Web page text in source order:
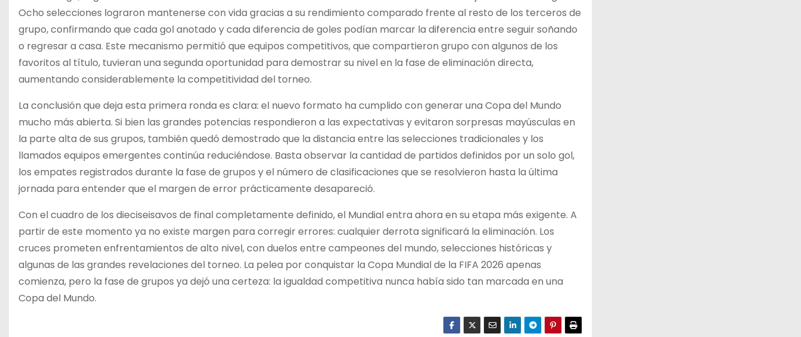
Ocho selecciones lograron mantenerse con vida gracias a su rendimiento comparado frente al resto de los terceros de
grupo, confirmando que cada gol anotado y cada diferencia de goles podían marcar la diferencia entre seguir soñando
o regresar a casa. Este mecanismo permitió que equipos competitivos, que compartieron grupo con algunos de los
favoritos al título, tuvieran una segunda oportunidad para demostrar su nivel en la fase de eliminación directa,
aumentando considerablemente la competitividad del torneo.
La conclusión que deja esta primera ronda es clara: el nuevo formato ha cumplido con generar una Copa del Mundo
mucho más abierta. Si bien las grandes potencias respondieron a las expectativas y evitaron sorpresas mayúsculas en
la parte alta de sus grupos, también quedó demostrado que la distancia entre las selecciones tradicionales y los
llamados equipos emergentes continúa reduciéndose. Basta observar la cantidad de partidos definidos por un solo gol,
los empates registrados durante la fase de grupos y el número de clasificaciones que se resolvieron hasta la última
jornada para entender que el margen de error prácticamente desapareció.
Con el cuadro de los dieciseisavos de final completamente definido, el Mundial entra ahora en su etapa más exigente. A
partir de este momento ya no existe margen para corregir errores: cualquier derrota significará la eliminación. Los
cruces prometen enfrentamientos de alto nivel, con duelos entre campeones del mundo, selecciones históricas y
algunas de las grandes revelaciones del torneo. La pelea por conquistar la Copa Mundial de la FIFA 2026 apenas
comienza, pero la fase de grupos ya dejó una certeza: la igualdad competitiva nunca había sido tan marcada en una
Copa del Mundo.